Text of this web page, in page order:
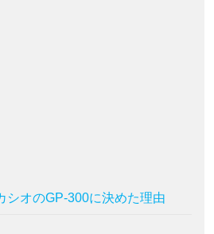
シオのGP-300に決めた理由